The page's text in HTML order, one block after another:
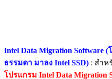
Intel Data Migration Software
ธรรมดา มาลง Intel SSD) : สำห
โปรแกรม Intel Data Migration